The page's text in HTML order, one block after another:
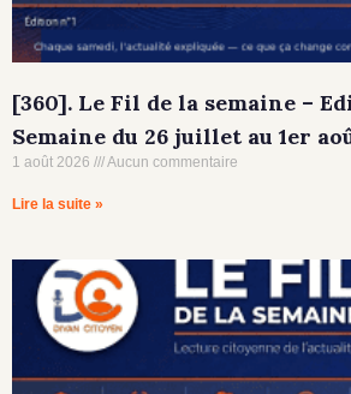
[360]. Le Fil de la semaine –
Semaine du 26 juillet au 1er
1 août 2026 Aucun commentaire
Lire la suite »